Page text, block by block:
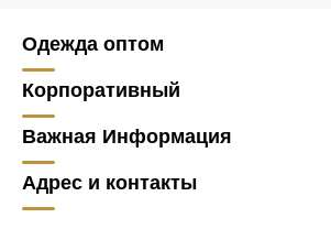
Одежда оптом
Корпоративный
Важная Информация
Адрес и контакты